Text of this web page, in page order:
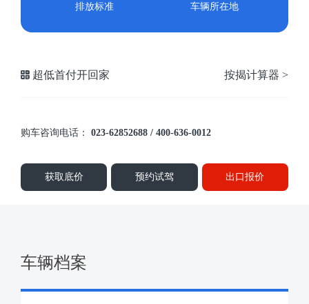
排放标准
车辆所在地
超低首付开回家 按揭计算器 >
购车咨询电话： 023-62852688 / 400-636-0012
获取底价 预约试驾 出口报价
车辆档案